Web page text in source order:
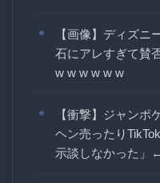
【画像】ディズニ
石にアレすぎて賛
w w w w w w
【衝撃】ジャンポ
ヘン売ったり
示談しなかった